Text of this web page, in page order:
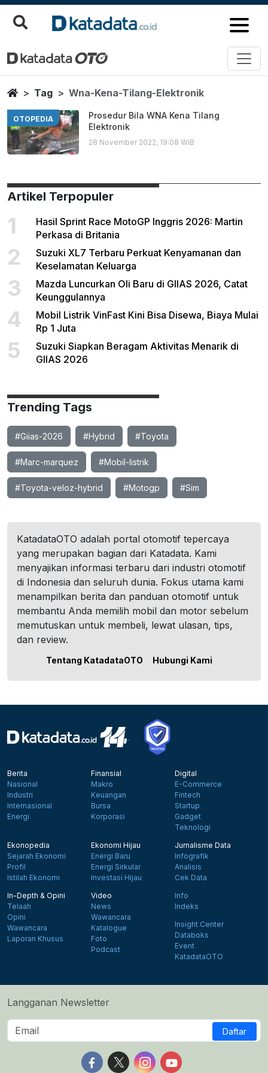
Wna Kena Tilang Elektronik
Berita Terbaru
HomeTag Wna-Kena-Tilang-Elektronik
OTOPEDIA
Prosedur Bila WNA Kena Tilang
Elektronik
28 November 2022, 19:08 WIB
Artikel Terpopuler
1
Hasil Sprint Race MotoGP Inggris 2026: Martin
Perkasa di Britania
2
Suzuki XL7 Terbaru Perkuat Kenyamanan dan
Keselamatan Keluarga
3
Mazda Luncurkan Oli Baru di GIIAS 2026, Catat
Keunggulannya
4
Mobil Listrik VinFast Kini Bisa Disewa, Biaya Mulai
Rp 1 Juta
5
Suzuki Siapkan Beragam Aktivitas Menarik di
GIIAS 2026
Trending Tags
#Giias-2026 #Hybrid #Toyota
#Marc-marquez #Mobil-listrik
#Toyota-veloz-hybrid #Motogp #Sim
KatadataOTO adalah portal otomotif tepercaya
yang merupakan bagian dari Katadata. Kami
menyajikan informasi terbaru dari industri otomotif
di Indonesia dan seluruh dunia. Fokus utama kami
menampilkan berita dan panduan otomotif untuk
membantu Anda memilih mobil dan motor sebelum
memutuskan untuk membeli, lewat ulasan, tips,
dan review.
Tentang KatadataOTO Hubungi Kami
Berita
Nasional
Industri
Internasional
Energi
Finansial
Makro
Keuangan
Bursa
Korporasi
Digital
E-Commerce
Fintech
Startup
Gadget
Teknologi
Ekonopedia
Sejarah Ekonomi
Profil
Istilah Ekonomi
Ekonomi Hijau
Energi Baru
Energi Sirkular
Investasi Hijau
Jurnalisme Data
Infografik
Analisis
Cek Data
In-Depth & Opini
Telaah
Opini
Wawancara
Laporan Khusus
Video
News
Wawancara
Katalogue
Foto
Podcast
Info
Indeks
Insight Center
Databoks
Event
KatadataOTO
Langganan Newsletter
Daftar
Follow us on Facebook
Follow us on X
Follow us on Instagram
Follow us on